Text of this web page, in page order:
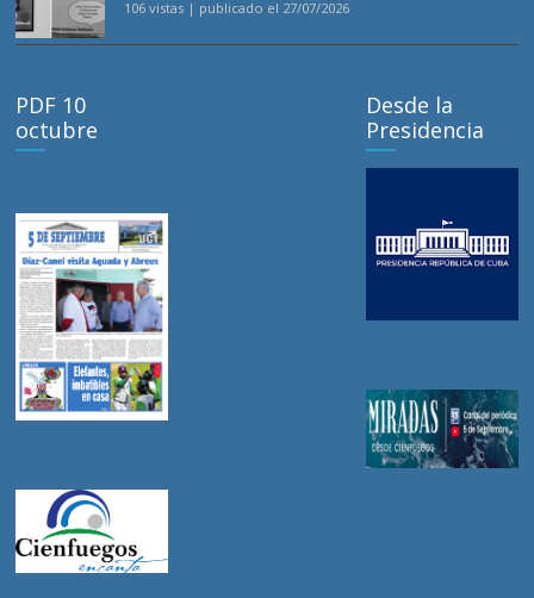
106 vistas | publicado el 27/07/2026
PDF 10
octubre
Desde la
Presidencia